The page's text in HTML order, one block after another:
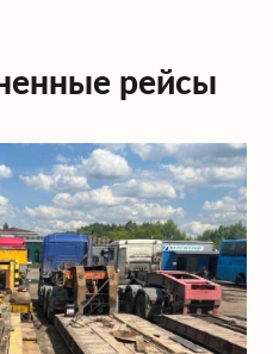
рейсы